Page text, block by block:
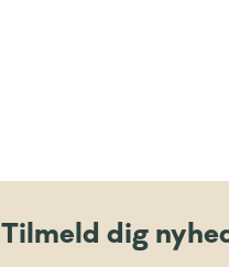
Tilmeld dig